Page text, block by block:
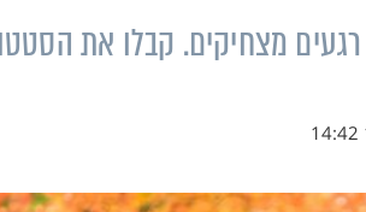
מצחיקים. קבלו את